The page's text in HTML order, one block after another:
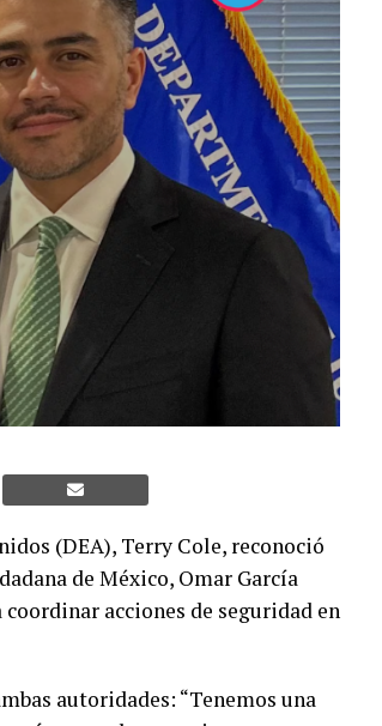
(DEA), Terry Cole, reconoció
de México, Omar García
acciones de seguridad en
autoridades: “Tenemos una